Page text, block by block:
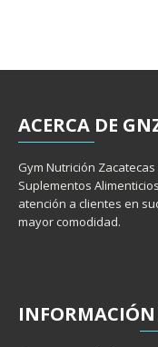
ACERCA DE
Gym Nutrición
Suplementos
atención a clientes en
mayor comodidad.
INFORMACIÓN